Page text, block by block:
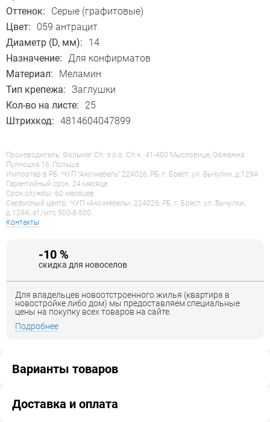
Оттенок:
Серые (графитовые)
Цвет:
059 антрацит
Диаметр (D, мм):
14
Назначение: Для конфирматов
Материал:
Меламин
Тип крепежа: Заглушки
Кол-во на листе:
25
Штрихкод: 4814604047899
Производитель: Фольмаг Сп. з о.о. Сп.к., 41-400 Мысловице, Обжежна
Пулноцна 16, Польша
Импортер в РБ: ЧУП "Акс-мебель" 224026, РБ, г. Брест, ул. Вычулки, д.129А
Гарантийный срок: 24 месяца
Срок службы: 60 месяцев
Сервисный центр: ЧУП «Акс-мебель», 224026, РБ, г. Брест, ул. Вычулки,
д.129А, a1/мтс 500-8-500
Контакты
-10 %
скидка для новоселов
Для владельцев новоотстроенного жилья (квартира в
новостройке либо дом) мы предоставляем специальные
цены на покупку всех товаров на сайте.
Подробнее
Варианты товаров
Доставка и оплата